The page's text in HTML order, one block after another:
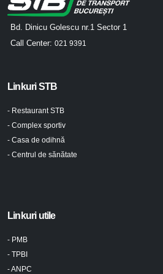
Bd. Dinicu Golescu nr.1 Sector 1
Call Center: 021 9391
Linkuri STB
- Restaurant STB
- Complex sportiv
- Casa de odihnă
- Centrul de sănătate
Linkuri utile
- PMB
- TPBI
- ANPC